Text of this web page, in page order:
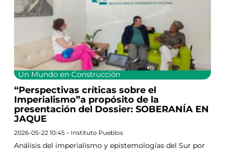
Un Mundo en Construcción
“Perspectivas críticas sobre el
Imperialismo”a propósito de la
presentación del Dossier: SOBERANÍA EN
JAQUE
2026-05-22 10:45 – Instituto Pueblos
Análisis del imperialismo y epistemologías del Sur por